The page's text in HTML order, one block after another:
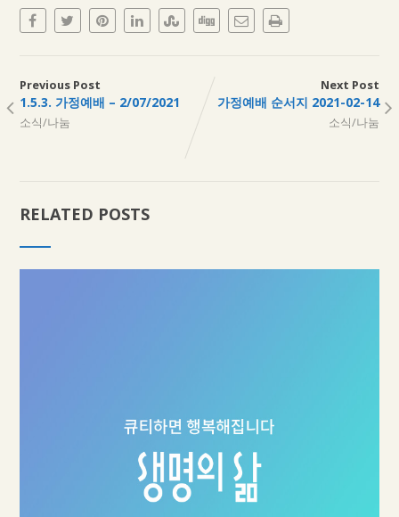
Previous Post
1.5.3. 가정예배 – 2/07/2021
소식/나눔
Next Post
가정예배 순서지 2021-02-14
소식/나눔
RELATED POSTS